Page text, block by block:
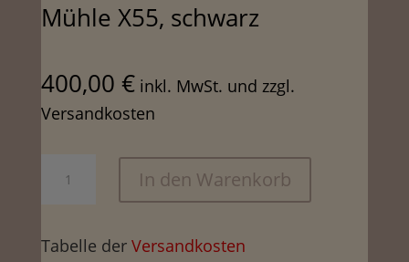
Mühle X55, schwarz
400,00 € inkl. MwSt. und zzgl.
Versandkosten
Menge
In den Warenkorb
Tabelle der Versandkosten